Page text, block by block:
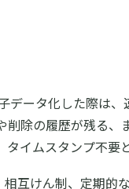
データ化した際は、
除の履歴が残る、
イムスタンプ不要
互けん制、定期的